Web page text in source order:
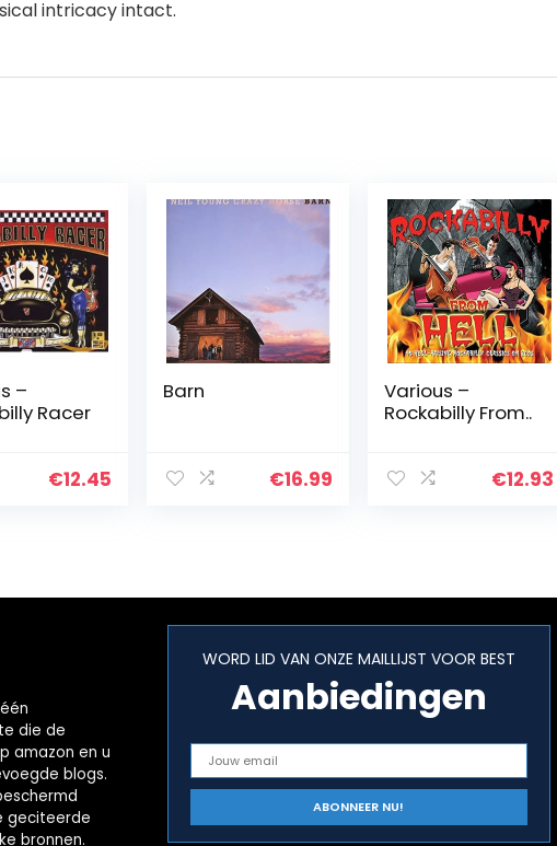
intricacy intact.
–
Racer
€12.45
Barn
€16.99
Various –
Rockabilly From..
€12.93
die de
amazon en u
blogs.
geciteerde
bronnen.
WORD LID VAN ONZE MAILLIJST VOOR BEST
Aanbiedingen